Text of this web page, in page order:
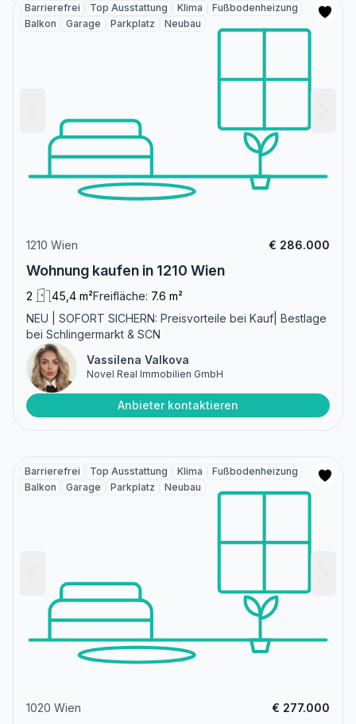
Barrierefrei Top Ausstattung Klima
Fußbodenheizung
Balkon
Garage Parkplatz Neubau
1210 Wien € 286.000
Wohnung kaufen in 1210 Wien
2 45,4 m²Freifläche: 7.6 m²
NEU | SOFORT SICHERN: Preisvorteile bei Kauf| Bestlage
bei Schlingermarkt & SCN
Vassilena Valkova
Novel Real Immobilien GmbH
Anbieter kontaktieren
Barrierefrei Top Ausstattung Klima
Fußbodenheizung
Balkon
Garage Parkplatz Neubau
1020 Wien € 277.000